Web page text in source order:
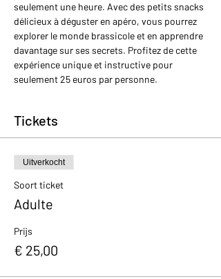
seulement une heure. Avec des petits snacks
délicieux à déguster en apéro, vous pourrez
explorer le monde brassicole et en apprendre
davantage sur ses secrets. Profitez de cette
expérience unique et instructive pour
seulement 25 euros par personne.
Tickets
Uitverkocht
Soort ticket
Adulte
Prijs
€ 25,00